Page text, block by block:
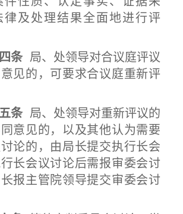
律及处理结果全面地进行评
条 局、处领导对合议庭评议
见的，可要求合议庭重新评
条 局、处领导对重新评议的
意见的，以及其他认为需要
论的，由局长提交执行长会
长会议讨论后需报审委会讨
报主管院领导提交审委会讨